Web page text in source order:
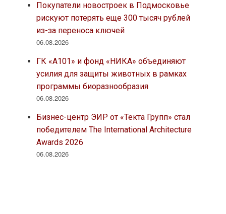
Покупатели новостроек в Подмосковье
рискуют потерять еще 300 тысяч рублей
из-за переноса ключей
06.08.2026
ГК «А101» и фонд «НИКА» объединяют
усилия для защиты животных в рамках
программы биоразнообразия
06.08.2026
Бизнес-центр ЭИР от «Текта Групп» стал
победителем The International Architecture
Awards 2026
06.08.2026